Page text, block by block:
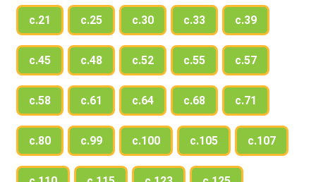
с.21 с.25 с.30 с.33 с.39
с.45 с.48 с.52 с.55 с.57
с.58 с.61 с.64 с.68 с.71
с.80 с.99 с.100 с.105 с.107